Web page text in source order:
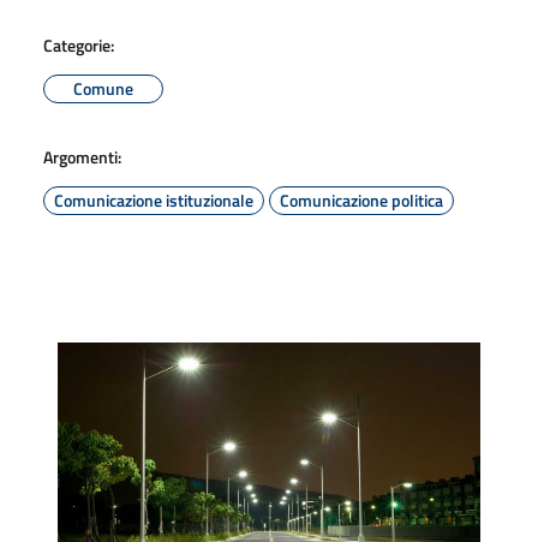
Categorie:
Comune
Argomenti:
Comunicazione istituzionale
Comunicazione politica